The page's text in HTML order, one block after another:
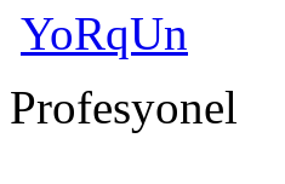
YoRqUn
Profesyonel